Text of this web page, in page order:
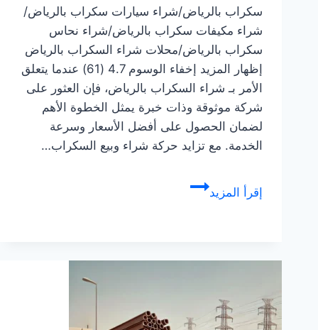
سكراب بالرياض/شراء سيارات سكراب بالرياض/
شراء مكيفات سكراب بالرياض/شراء نحاس
سكراب بالرياض/محلات شراء السكراب بالرياض
إظهار المزيد إخفاء الوسوم 4.7 (61) عندما يتعلق
الأمر بـ شراء السكراب بالرياض، فإن العثور على
شركة موثوقة وذات خبرة يمثل الخطوة الأهم
لضمان الحصول على أفضل الأسعار وسرعة
الخدمة. مع تزايد حركة شراء وبيع السكراب…
إقرأ المزيدشركة
للإيجار:
بأعلي